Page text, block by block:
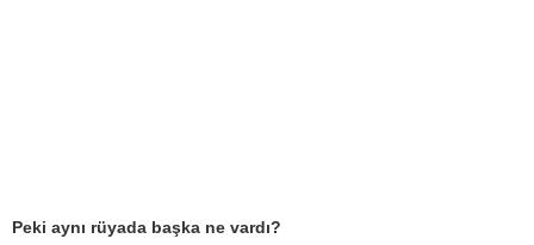
Peki aynı rüyada başka ne vardı?